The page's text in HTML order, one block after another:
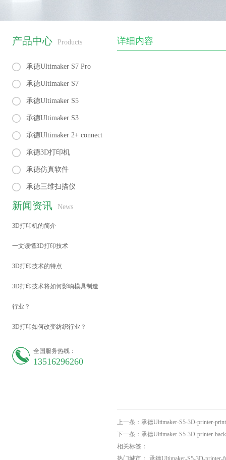
产品中心 Products
承德Ultimaker S7 Pro
承德Ultimaker S7
承德Ultimaker S5
承德Ultimaker S3
承德Ultimaker 2+ connect
承德3D打印机
承德仿真软件
承德三维扫描仪
新闻资讯 News
3D打印机的简介
一文读懂3D打印技术
3D打印技术的特点
3D打印技术将如何影响模具制造
行业？
3D打印如何改变纺织行业？
全国服务热线：
13516296260
详细内容
上一条： 承德Ultimaker-S5-3D-printer-
下一条： 承德Ultimaker-S5-3D-printer-back
相关标签：
热门城市：
承德Ultimaker-S5-3D-printer-